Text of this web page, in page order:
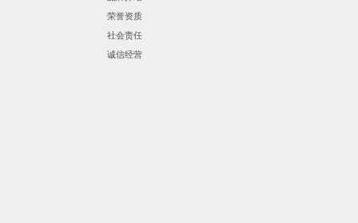
荣誉资质
社会责任
诚信经营